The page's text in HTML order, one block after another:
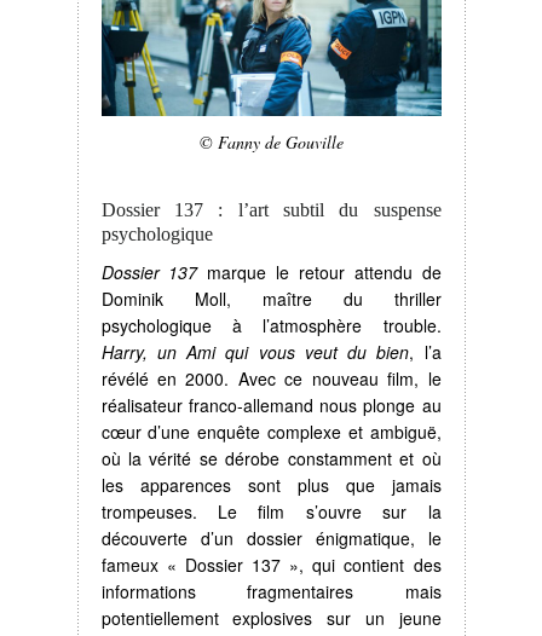
© Fanny de Gouville
Dossier 137 : l’art subtil du suspense
psychologique
Dossier 137marque le retour attendu de
Dominik Moll, maître du thriller
psychologique à l’atmosphère trouble.
Harry, un Ami qui vous veut du bien, l’a
révélé en 2000. Avec ce nouveau film, le
réalisateur franco-allemand nous plonge au
cœur d’une enquête complexe et ambiguë,
où la vérité se dérobe constamment et où
les apparences sont plus que jamais
trompeuses. Le film s’ouvre sur la
découverte d’un dossier énigmatique, le
fameux « Dossier 137 », qui contient des
informations fragmentaires mais
potentiellement explosives sur un jeune